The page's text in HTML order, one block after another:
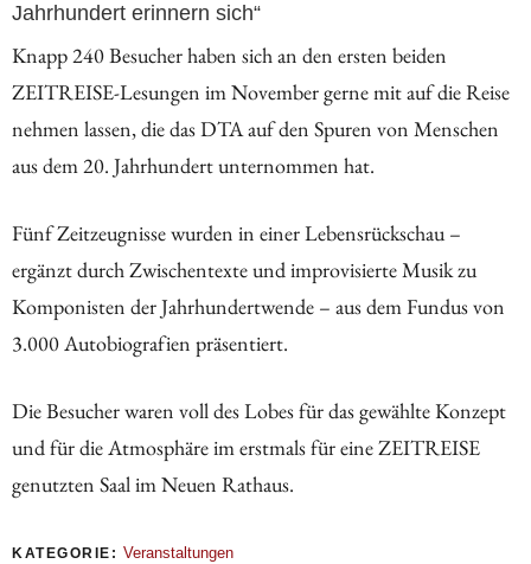
Jahrhundert erinnern sich“
Knapp 240 Besucher haben sich an den ersten beiden
ZEITREISE-Lesungen im November gerne mit auf die Reise
nehmen lassen, die das DTA auf den Spuren von Menschen
aus dem 20. Jahrhundert unternommen hat.
Fünf Zeitzeugnisse wurden in einer Lebensrückschau –
ergänzt durch Zwischentexte und improvisierte Musik zu
Komponisten der Jahrhundertwende – aus dem Fundus von
3.000 Autobiografien präsentiert.
Die Besucher waren voll des Lobes für das gewählte Konzept
und für die Atmosphäre im erstmals für eine ZEITREISE
genutzten Saal im Neuen Rathaus.
KATEGORIE: Veranstaltungen